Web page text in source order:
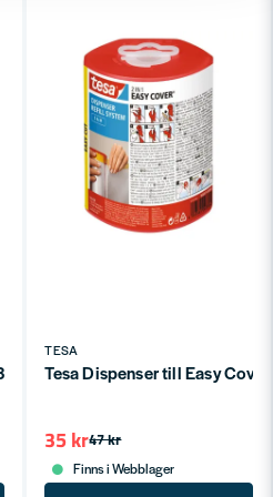
x 55cm
TESA
Tesa Dispenser till Easy
47 kr
35 kr
Finns i Webblager